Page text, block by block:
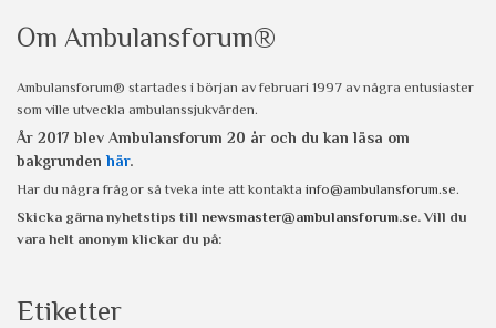
Om Ambulansforum®
Ambulansforum® startades i början av februari 1997 av några entusiaster
som ville utveckla ambulanssjukvården.
År 2017 blev Ambulansforum 20 år och du kan läsa om
bakgrunden här.
Har du några frågor så tveka inte att kontakta info@ambulansforum.se.
Skicka gärna nyhetstips till newsmaster@ambulansforum.se. Vill du
vara helt anonym klickar du på:
Etiketter